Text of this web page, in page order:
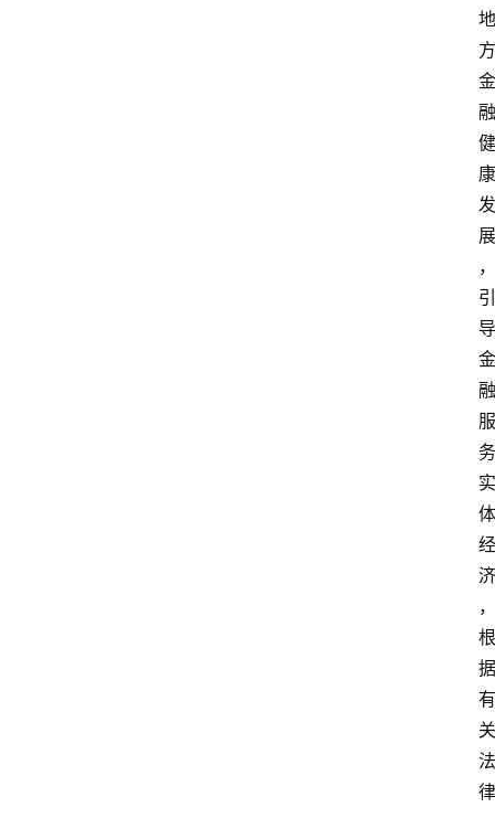
地
方
金
融
健
康
发
展
，
引
导
金
融
服
务
实
体
经
济
，
根
据
有
关
法
律